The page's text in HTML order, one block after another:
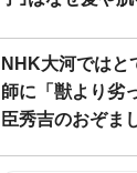
NHK大河ではと
師に「獣より劣
臣秀吉のおぞま